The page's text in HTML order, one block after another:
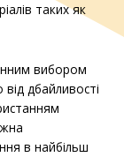
таких як
вибором
дбайливості
в найбільш